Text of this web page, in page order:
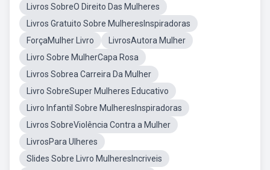
Livros SobreO Direito Das Mulheres
Livros Gratuito Sobre MulheresInspiradoras
ForçaMulher Livro
LivrosAutora Mulher
Livro Sobre MulherCapa Rosa
Livros Sobrea Carreira Da Mulher
Livro SobreSuper Mulheres Educativo
Livro Infantil Sobre MulheresInspiradoras
Livros SobreViolência Contra a Mulher
LivrosPara Ulheres
Slides Sobre Livro MulheresIncriveis